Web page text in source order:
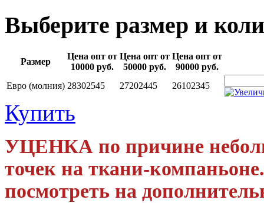
Выберите размер и
Размер
Цена опт от
10000 руб.
Цена опт от
50000 руб.
Цена опт от
90000 руб.
Евро (молния) 28302545 27202445 26102345
Купить
УЦЕНКА по причине
точек на ткани-
посмотреть на